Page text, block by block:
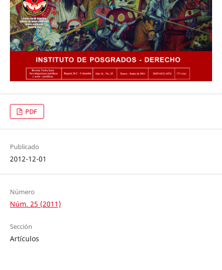
PDF
Publicado
2012-12-01
Número
Núm. 25 (2011)
Sección
Artículos